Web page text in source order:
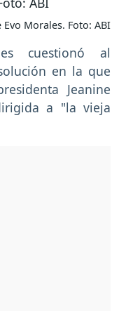
Morales. Foto: ABI
cuestionó al
en la que
Jeanine
a "la vieja